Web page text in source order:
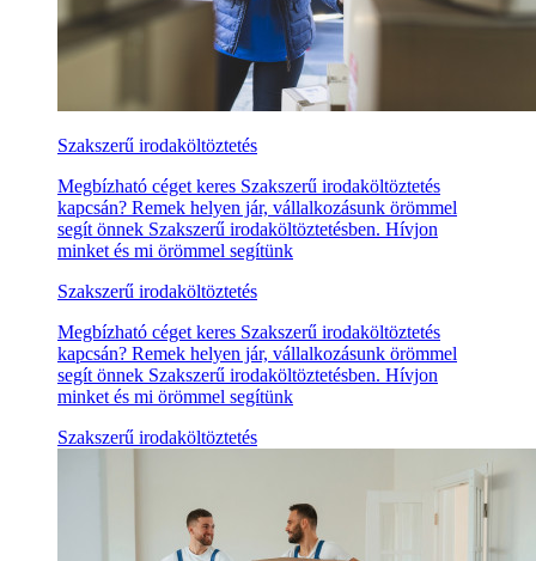
Szakszerű irodaköltöztetés
Megbízható céget keres Szakszerű irodaköltöztetés
kapcsán? Remek helyen jár, vállalkozásunk örömmel
segít önnek Szakszerű irodaköltöztetésben. Hívjon
minket és mi örömmel segítünk
Szakszerű irodaköltöztetés
Megbízható céget keres Szakszerű irodaköltöztetés
kapcsán? Remek helyen jár, vállalkozásunk örömmel
segít önnek Szakszerű irodaköltöztetésben. Hívjon
minket és mi örömmel segítünk
Szakszerű irodaköltöztetés